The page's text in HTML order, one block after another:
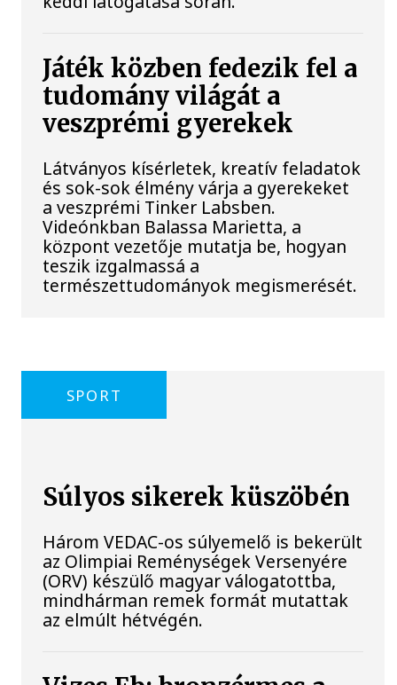
Játék közben fedezik fel a
tudomány világát a
veszprémi gyerekek
Látványos kísérletek, kreatív feladatok
és sok-sok élmény várja a gyerekeket
a veszprémi Tinker Labsben.
Videónkban Balassa Marietta, a
központ vezetője mutatja be, hogyan
teszik izgalmassá a
természettudományok megismerését.
SPORT
Súlyos sikerek küszöbén
Három VEDAC-os súlyemelő is bekerült
az Olimpiai Reménységek Versenyére
(ORV) készülő magyar válogatottba,
mindhárman remek formát mutattak
az elmúlt hétvégén.